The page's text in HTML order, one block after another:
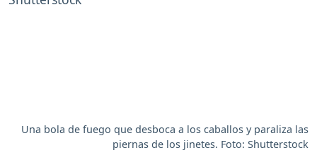
Una bola de fuego que desboca a los caballos y paraliza las
piernas de los jinetes. Foto: Shutterstock